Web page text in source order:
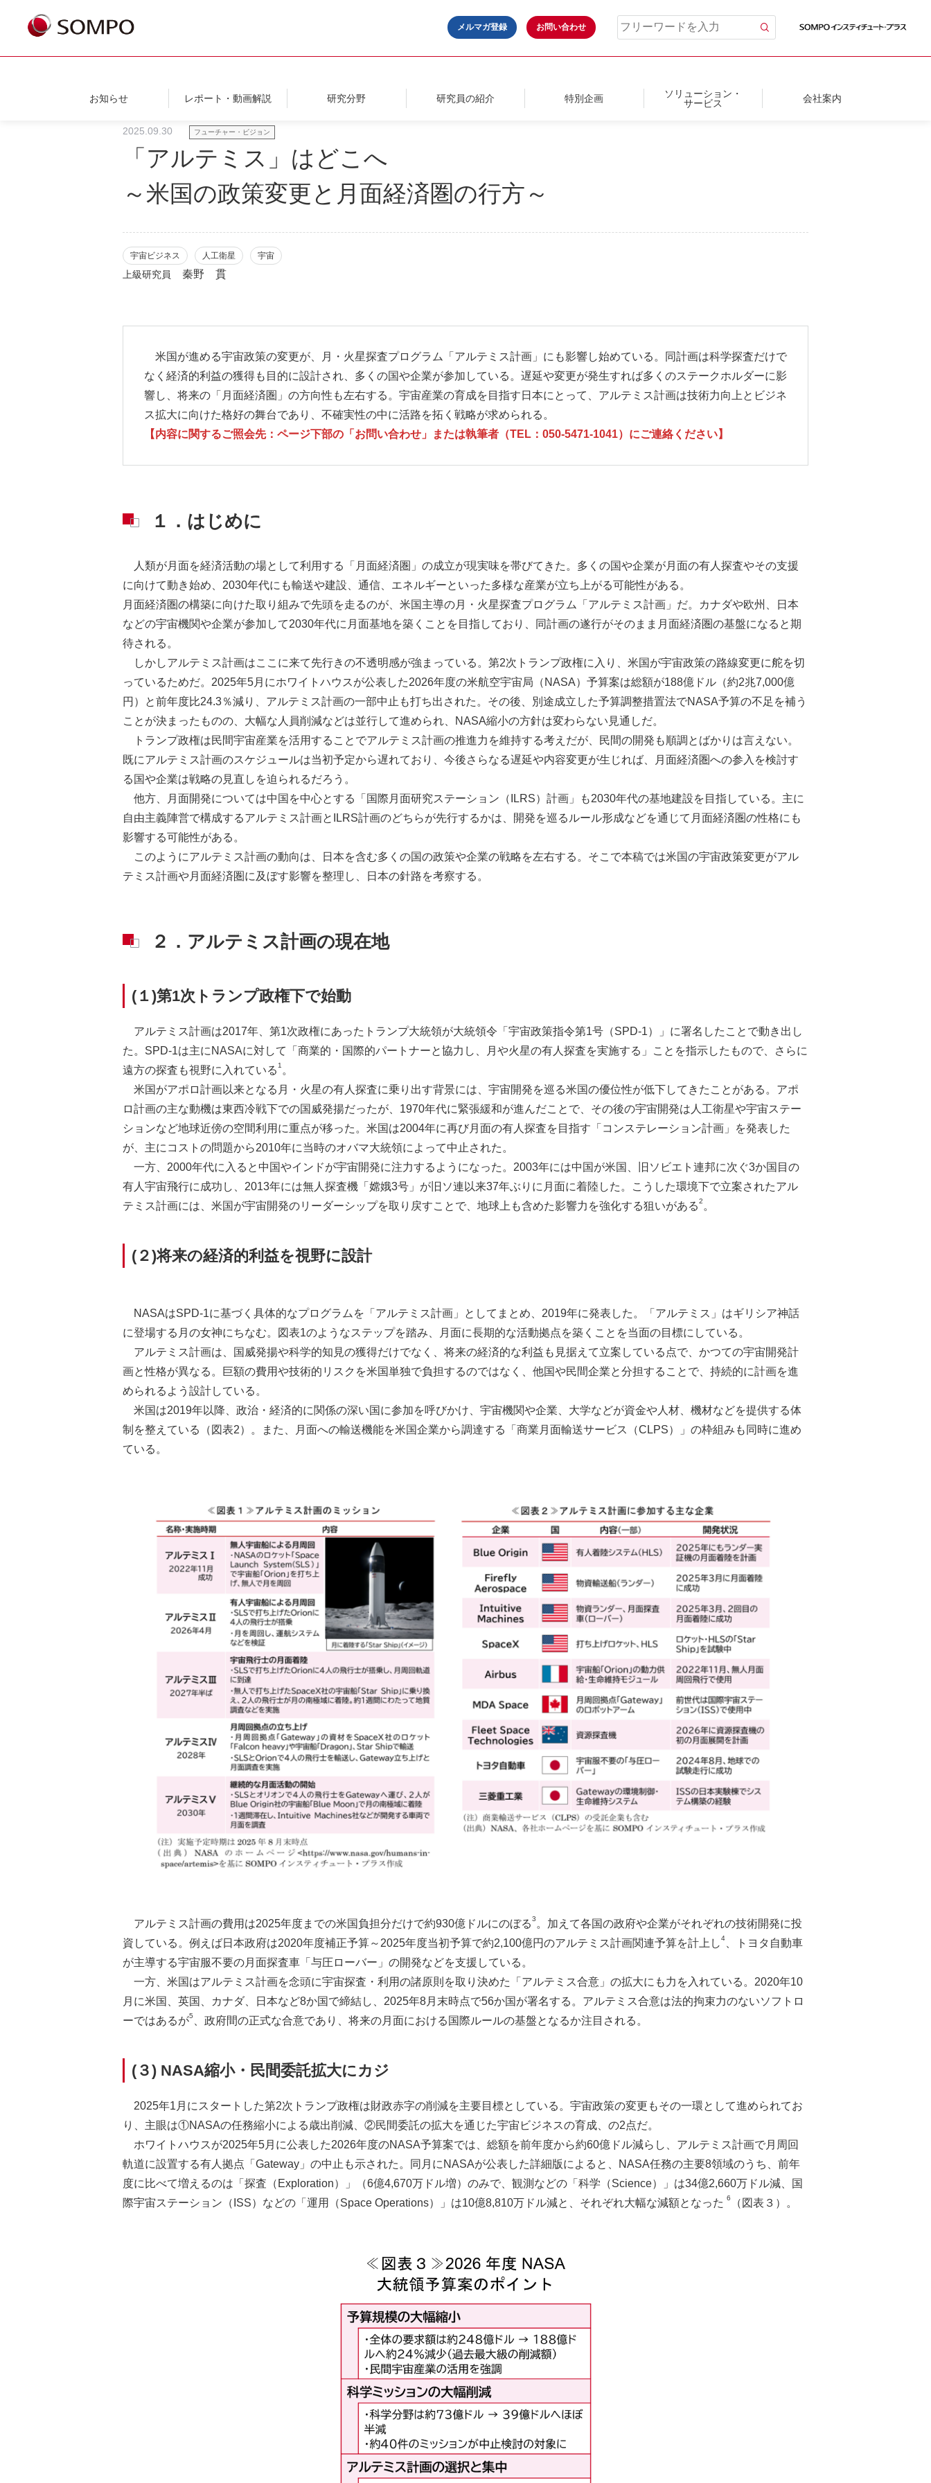
メルマガ登録 お問い合わせ
お知らせ レポート・動画解説 研究分野 研究員の紹介 特別企画
ソリューション・
サービス
会社案内
2025.09.30 フューチャー・ビジョン
「アルテミス」はどこへ
～米国の政策変更と月面経済圏の行方～
宇宙ビジネス 人工衛星 宇宙
上級研究員 秦野 貫
米国が進める宇宙政策の変更が、月・火星探査プログラム「アルテミス計画」にも影響し始めている。同計画は科学探査だけで
なく経済的利益の獲得も目的に設計され、多くの国や企業が参加している。遅延や変更が発生すれば多くのステークホルダーに影
響し、将来の「月面経済圏」の方向性も左右する。宇宙産業の育成を目指す日本にとって、アルテミス計画は技術力向上とビジネ
ス拡大に向けた格好の舞台であり、不確実性の中に活路を拓く戦略が求められる。
【内容に関するご照会先：ページ下部の「お問い合わせ」または執筆者（TEL：050-5471-1041）にご連絡ください】
１．はじめに
人類が月面を経済活動の場として利用する「月面経済圏」の成立が現実味を帯びてきた。多くの国や企業が月面の有人探査やその支援
に向けて動き始め、2030年代にも輸送や建設、通信、エネルギーといった多様な産業が立ち上がる可能性がある。
月面経済圏の構築に向けた取り組みで先頭を走るのが、米国主導の月・火星探査プログラム「アルテミス計画」だ。カナダや欧州、日本
などの宇宙機関や企業が参加して2030年代に月面基地を築くことを目指しており、同計画の遂行がそのまま月面経済圏の基盤になると期
待される。
しかしアルテミス計画はここに来て先行きの不透明感が強まっている。第2次トランプ政権に入り、米国が宇宙政策の路線変更に舵を切
っているためだ。2025年5月にホワイトハウスが公表した2026年度の米航空宇宙局（NASA）予算案は総額が188億ドル（約2兆7,000億
円）と前年度比24.3％減り、アルテミス計画の一部中止も打ち出された。その後、別途成立した予算調整措置法でNASA予算の不足を補う
ことが決まったものの、大幅な人員削減などは並行して進められ、NASA縮小の方針は変わらない見通しだ。
トランプ政権は民間宇宙産業を活用することでアルテミス計画の推進力を維持する考えだが、民間の開発も順調とばかりは言えない。
既にアルテミス計画のスケジュールは当初予定から遅れており、今後さらなる遅延や内容変更が生じれば、月面経済圏への参入を検討す
る国や企業は戦略の見直しを迫られるだろう。
他方、月面開発については中国を中心とする「国際月面研究ステーション（ILRS）計画」も2030年代の基地建設を目指している。主に
自由主義陣営で構成するアルテミス計画とILRS計画のどちらが先行するかは、開発を巡るルール形成などを通じて月面経済圏の性格にも
影響する可能性がある。
このようにアルテミス計画の動向は、日本を含む多くの国の政策や企業の戦略を左右する。そこで本稿では米国の宇宙政策変更がアル
テミス計画や月面経済圏に及ぼす影響を整理し、日本の針路を考察する。
２．アルテミス計画の現在地
(１)第1次トランプ政権下で始動
アルテミス計画は2017年、第1次政権にあったトランプ大統領が大統領令「宇宙政策指令第1号（SPD-1）」に署名したことで動き出し
た。SPD-1は主にNASAに対して「商業的・国際的パートナーと協力し、月や火星の有人探査を実施する」ことを指示したもので、さらに
遠方の探査も視野に入れている 1 。
米国がアポロ計画以来となる月・火星の有人探査に乗り出す背景には、宇宙開発を巡る米国の優位性が低下してきたことがある。アポ
ロ計画の主な動機は東西冷戦下での国威発揚だったが、1970年代に緊張緩和が進んだことで、その後の宇宙開発は人工衛星や宇宙ステー
ションなど地球近傍の空間利用に重点が移った。米国は2004年に再び月面の有人探査を目指す「コンステレーション計画」を発表した
が、主にコストの問題から2010年に当時のオバマ大統領によって中止された。
一方、2000年代に入ると中国やインドが宇宙開発に注力するようになった。2003年には中国が米国、旧ソビエト連邦に次ぐ3か国目の
有人宇宙飛行に成功し、2013年には無人探査機「嫦娥3号」が旧ソ連以来37年ぶりに月面に着陸した。こうした環境下で立案されたアル
テミス計画には、米国が宇宙開発のリーダーシップを取り戻すことで、地球上も含めた影響力を強化する狙いがある2 。
(２)将来の経済的利益を視野に設計
NASAはSPD-1に基づく具体的なプログラムを「アルテミス計画」としてまとめ、2019年に発表した。「アルテミス」はギリシア神話
に登場する月の女神にちなむ。図表1のようなステップを踏み、月面に長期的な活動拠点を築くことを当面の目標にしている。
アルテミス計画は、国威発揚や科学的知見の獲得だけでなく、将来の経済的な利益も見据えて立案している点で、かつての宇宙開発計
画と性格が異なる。巨額の費用や技術的リスクを米国単独で負担するのではなく、他国や民間企業と分担することで、持続的に計画を進
められるよう設計している。
米国は2019年以降、政治・経済的に関係の深い国に参加を呼びかけ、宇宙機関や企業、大学などが資金や人材、機材などを提供する体
制を整えている（図表2）。また、月面への輸送機能を米国企業から調達する「商業月面輸送サービス（CLPS）」の枠組みも同時に進め
ている。
アルテミス計画の費用は2025年度までの米国負担分だけで約930億ドルにのぼる3 。加えて各国の政府や企業がそれぞれの技術開発に投
資している。例えば日本政府は2020年度補正予算～2025年度当初予算で約2,100億円のアルテミス計画関連予算を計上し4
、トヨタ自動車
が主導する宇宙服不要の月面探査車「与圧ローバー」の開発などを支援している。
一方、米国はアルテミス計画を念頭に宇宙探査・利用の諸原則を取り決めた「アルテミス合意」の拡大にも力を入れている。2020年10
月に米国、英国、カナダ、日本など8か国で締結し、2025年8月末時点で56か国が署名する。アルテミス合意は法的拘束力のないソフトロ
ーではあるが5 、政府間の正式な合意であり、将来の月面における国際ルールの基盤となるか注目される。
(３) NASA縮小・民間委託拡大にカジ
2025年1月にスタートした第2次トランプ政権は財政赤字の削減を主要目標としている。宇宙政策の変更もその一環として進められてお
り、主眼は①NASAの任務縮小による歳出削減、②民間委託の拡大を通じた宇宙ビジネスの育成、の2点だ。
ホワイトハウスが2025年5月に公表した2026年度のNASA予算案では、総額を前年度から約60億ドル減らし、アルテミス計画で月周回
軌道に設置する有人拠点「Gateway」の中止も示された。同月にNASAが公表した詳細版によると、NASA任務の主要8領域のうち、前年
度に比べて増えるのは「探査（Exploration）」（6億4,670万ドル増）のみで、観測などの「科学（Science）」は34億2,660万ドル減、国
際宇宙ステーション（ISS）などの「運用（Space Operations）」は10億8,810万ドル減と、それぞれ大幅な減額となった 6 （図表３）。